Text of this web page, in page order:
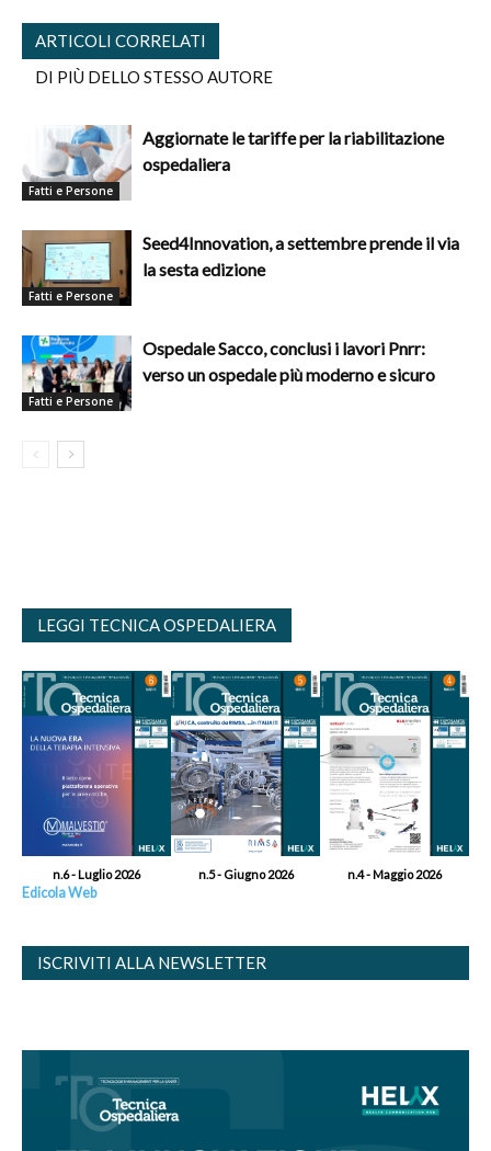
ARTICOLI CORRELATI
DI PIÙ DELLO STESSO AUTORE
Fatti e Persone
Aggiornate le tariffe per la riabilitazione
ospedaliera
Fatti e Persone
Seed4Innovation, a settembre prende il via
la sesta edizione
Fatti e Persone
Ospedale Sacco, conclusi i lavori Pnrr:
verso un ospedale più moderno e sicuro
LEGGI TECNICA OSPEDALIERA
n.6 - Luglio 2026 n.5 - Giugno 2026 n.4 - Maggio 2026
Edicola Web
ISCRIVITI ALLA NEWSLETTER